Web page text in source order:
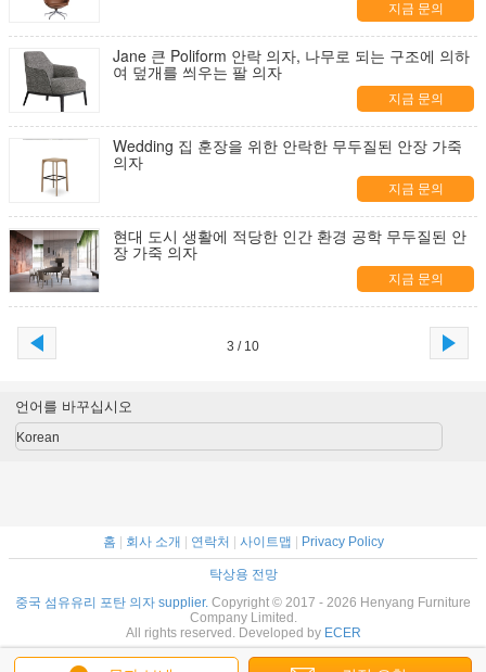
지금 문의
Jane 큰 Poliform 안락 의자, 나무로 되는 구조에 의하
여 덮개를 씌우는 팔 의자
지금 문의
Wedding 집 훈장을 위한 안락한 무두질된 안장 가죽
의자
지금 문의
현대 도시 생활에 적당한 인간 환경 공학 무두질된 안
장 가죽 의자
지금 문의
3 / 10
언어를 바꾸십시오
Korean
홈 회사 소개 연락처 사이트맵 Privacy Policy
탁상용 전망
중국 섬유유리 포탄 의자 supplier. Copyright © 2017 - 2026 Henyang Furniture
Company Limited.
All rights reserved. Developed by ECER